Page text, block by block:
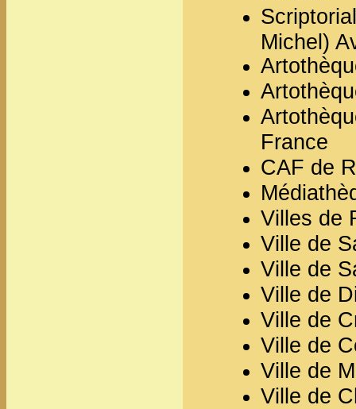
Michel)
France
CAF de
Villes de
Ville de
Ville de
Ville de
Ville de
Ville de
Ville de
Ville de